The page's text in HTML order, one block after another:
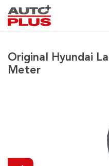
Original Hyundai
Meter